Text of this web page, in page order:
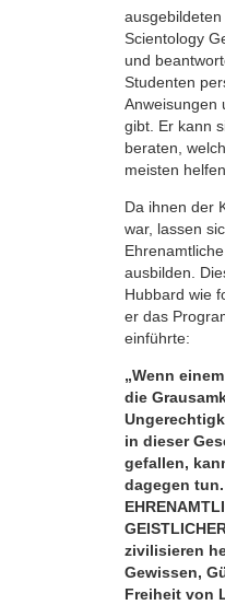
Scientology
und
Studenten
Anweisungen
gibt. Er kann
beraten,
meisten
Da ihnen der
war, lassen
ausbilden.
Hubbard wie
er das
einführte:
„Wenn
die
in dieser
gefallen,
dagegen
zivilisieren
Gewissen,
Freiheit von